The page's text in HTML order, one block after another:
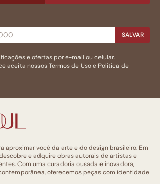
SALVAR
e ofertas por e-mail ou celular.
aceita nossosTermos de Usoe Politica de
aproximar você da arte e do design brasileiro. Em
e adquire obras autorais de artistas e
Com uma curadoria ousada e inovadora,
oferecemos peças com identidade